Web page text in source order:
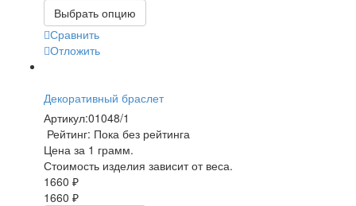
Выбрать опцию
Сравнить
Отложить
Декоративный браслет
Артикул:01048/1
Рейтинг: Пока без рейтинга
Цена за 1 грамм.
Стоимость изделия зависит от веса.
1660 ₽
1660 ₽